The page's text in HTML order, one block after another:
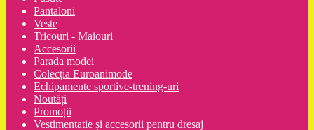
Pantaloni
Veste
Tricouri - Maiouri
Accesorii
Parada modei
Colecția Euroanimode
Echipamente sportive-trening-uri
Noutăți
Promoții
Vestimentatie și accesorii pentru dresaj